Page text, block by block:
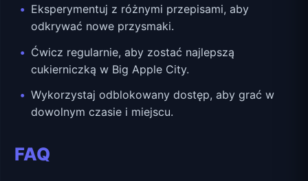
Eksperymentuj z różnymi przepisami, aby
odkrywać nowe przysmaki.
Ćwicz regularnie, aby zostać najlepszą
cukierniczką w Big Apple City.
Wykorzystaj odblokowany dostęp, aby grać w
dowolnym czasie i miejscu.
FAQ